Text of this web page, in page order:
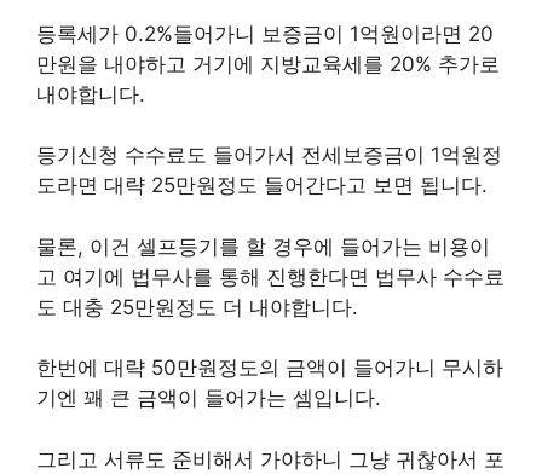
등록세가 0.2%들어가니 보증금이 1억원이라면 20
만원을 내야하고 거기에 지방교육세를 20% 추가로
내야합니다.
등기신청 수수료도 들어가서 전세보증금이 1억원정
도라면 대략 25만원정도 들어간다고 보면 됩니다.
물론, 이건 셀프등기를 할 경우에 들어가는 비용이
고 여기에 법무사를 통해 진행한다면 법무사 수수료
도 대충 25만원정도 더 내야합니다.
한번에 대략 50만원정도의 금액이 들어가니 무시하
기엔 꽤 큰 금액이 들어가는 셈입니다.
그리고 서류도 준비해서 가야하니 그냥 귀찮아서 포